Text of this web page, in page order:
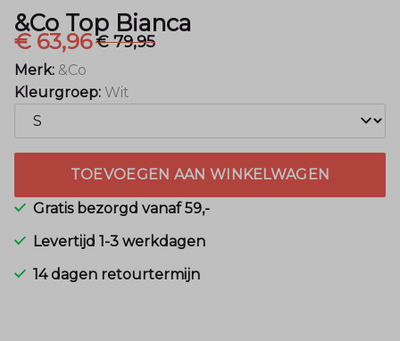
&Co Top Bianca
€ 63,96€ 79,95
Merk: &Co
Kleurgroep: Wit
TOEVOEGEN AAN WINKELWAGEN
Gratis bezorgd vanaf 59,-
Levertijd 1-3 werkdagen
14 dagen retourtermijn